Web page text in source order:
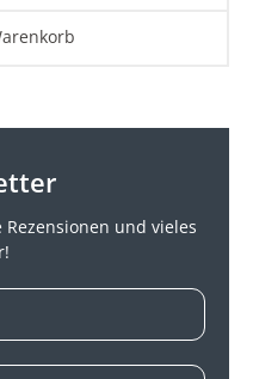
Rezensionen und vieles